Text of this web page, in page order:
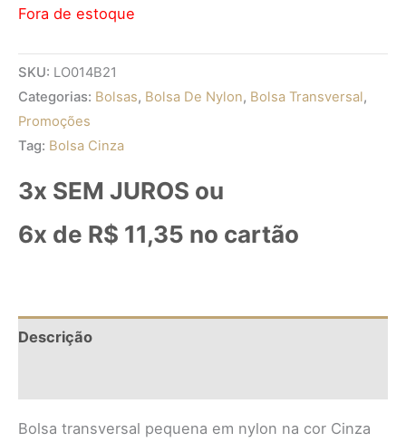
Fora de estoque
SKU: LO014B21
Categorias: Bolsas, Bolsa De Nylon, Bolsa Transversal,
Promoções
Tag: Bolsa Cinza
3x SEM JUROS ou
6x de R$ 11,35 no cartão
Descrição
Bolsa transversal pequena em nylon na cor Cinza